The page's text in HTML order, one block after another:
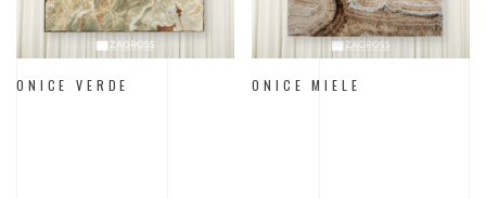
ONICE VERDE ONICE MIELE